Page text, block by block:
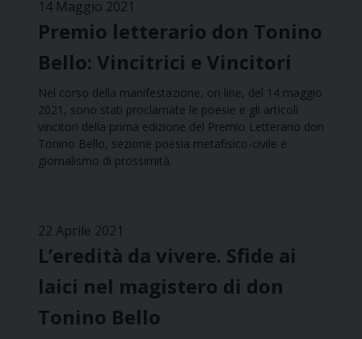
14 Maggio 2021
Premio letterario don Tonino
Bello: Vincitrici e Vincitori
Nel corso della manifestazione, on line, del 14 maggio
2021, sono stati proclamate le poesie e gli articoli
vincitori della prima edizione del Premio Letterario don
Tonino Bello, sezione poesia metafisico-civile e
giornalismo di prossimità.
22 Aprile 2021
L’eredità da vivere. Sfide ai
laici nel magistero di don
Tonino Bello